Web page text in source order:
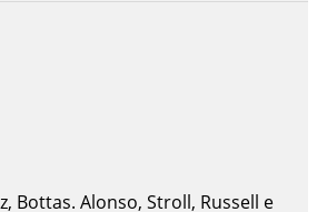
Bottas. Alonso, Stroll, Russell e